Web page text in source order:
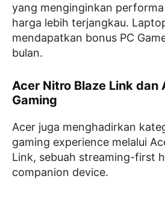
yang menginginkan
harga lebih terjangkau.
mendapatkan bonus PC
bulan.
Acer Nitro Blaze Link dan
Gaming
Acer juga menghadirkan
gaming experience melalui
Link, sebuah streaming-first
companion device.